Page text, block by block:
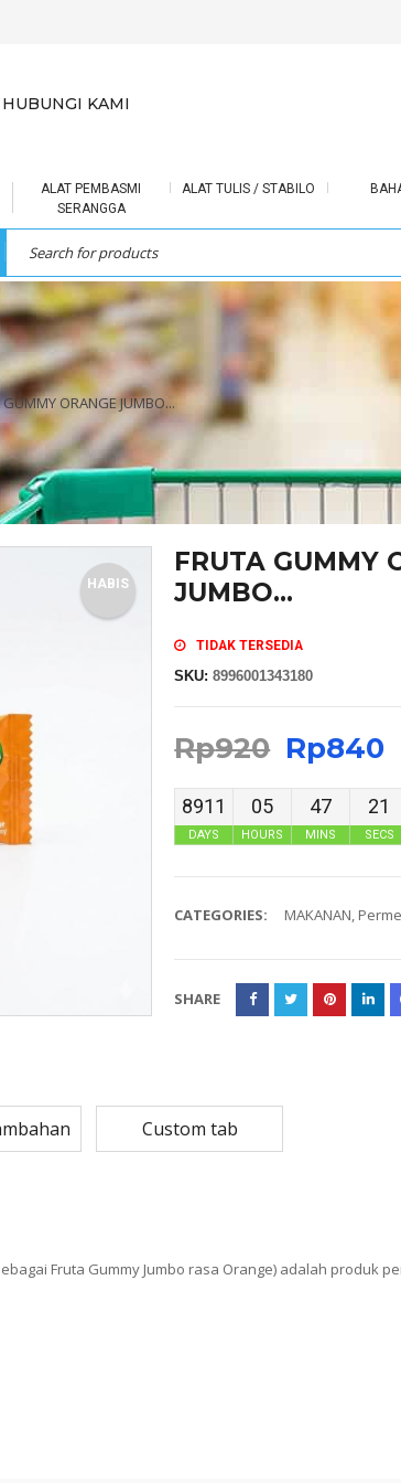
HUBUNGI KAMI
ALAT PEMBASMI
SERANGGA
ALAT TULIS / STABILO
GUMMY ORANGE JUMBO...
HABIS
FRUTA GUMMY
JUMBO...
TIDAK TERSEDIA
SKU:8996001343180
Rp920 Rp840
8911
DAYS
05
HOURS
47
MINS
21
SECS
CATEGORIES: MAKANAN,
SHARE
Custom tab
Fruta Gummy Jumbo rasa Orange) adalah produk
108,780
Rp93,850